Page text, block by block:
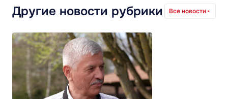
Другие новости рубрики Все новости